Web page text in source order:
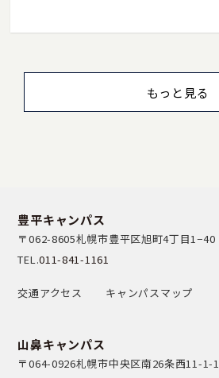
もっと見る
豊平キャンパス
〒062-8605札幌市豊平区旭町4丁目1−40
TEL.011-841-1161
交通アクセス キャンパスマップ
山鼻キャンパス
〒064-0926札幌市中央区南26条西11-1-1